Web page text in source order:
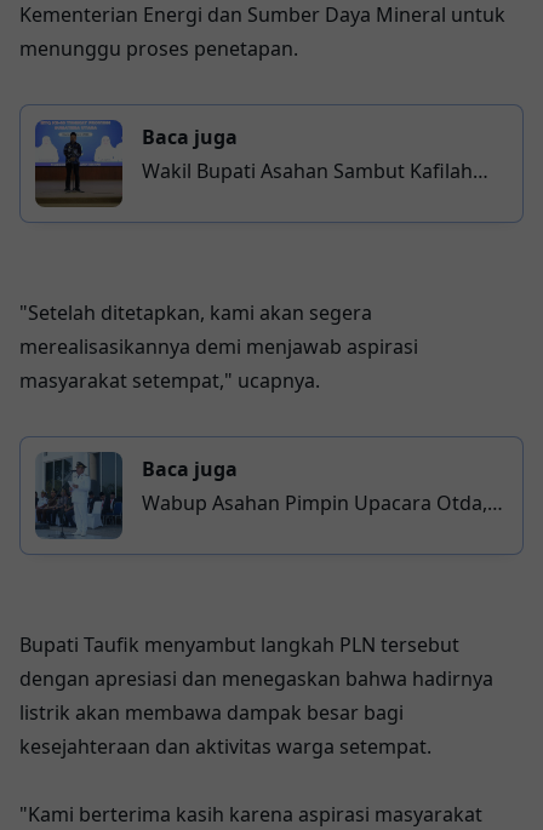
Kementerian Energi dan Sumber Daya Mineral untuk
menunggu proses penetapan.
Baca juga
Wakil Bupati Asahan Sambut Kafilah
"Setelah ditetapkan, kami akan segera
merealisasikannya demi menjawab aspirasi
masyarakat setempat," ucapnya.
Baca juga
Wabup Asahan Pimpin Upacara Otda,
Bupati Taufik menyambut langkah PLN tersebut
dengan apresiasi dan menegaskan bahwa hadirnya
listrik akan membawa dampak besar bagi
kesejahteraan dan aktivitas warga setempat.
"Kami berterima kasih karena aspirasi masyarakat